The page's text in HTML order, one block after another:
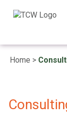
Home >